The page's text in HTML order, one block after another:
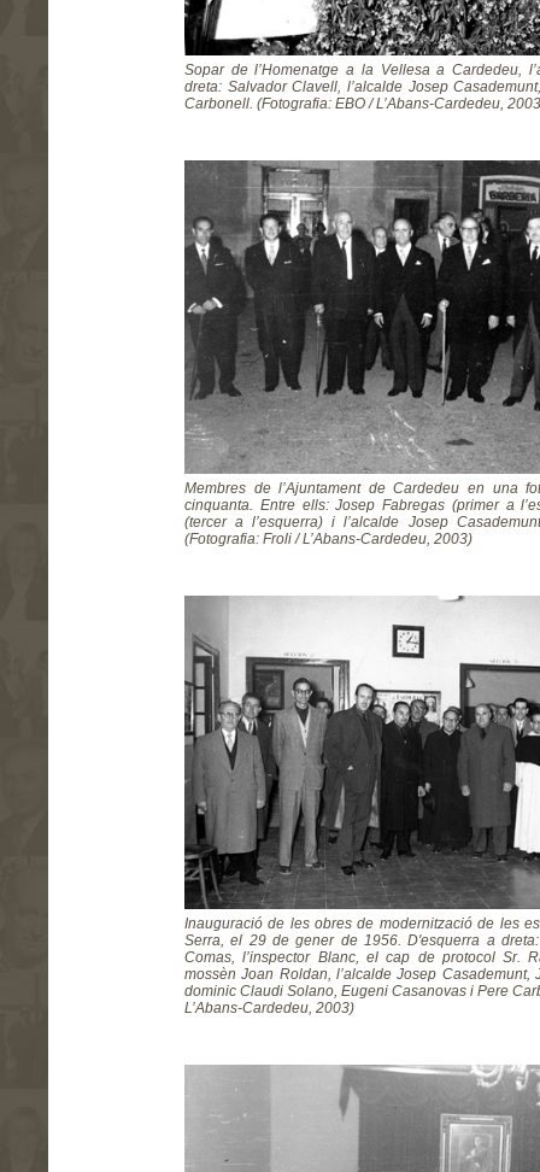
Sopar de l’Homenatge a la Vellesa a Cardedeu,
dreta: Salvador Clavell, l’alcalde Josep
Carbonell. (Fotografia: EBO / L’Abans-Cardedeu,
Membres de l’Ajuntament de Cardedeu en una
cinquanta. Entre ells: Josep Fabregas (primer a
(tercer a l’esquerra) i l’alcalde Josep
(Fotografia: Froli / L’Abans-Cardedeu, 2003)
Inauguració de les obres de modernització de les
Serra, el 29 de gener de 1956. D'esquerra a
Comas, l’inspector Blanc, el cap de protocol Sr.
mossèn Joan Roldan, l’alcalde Josep Casademunt,
dominic Claudi Solano, Eugeni Casanovas i Pere
L’Abans-Cardedeu, 2003)